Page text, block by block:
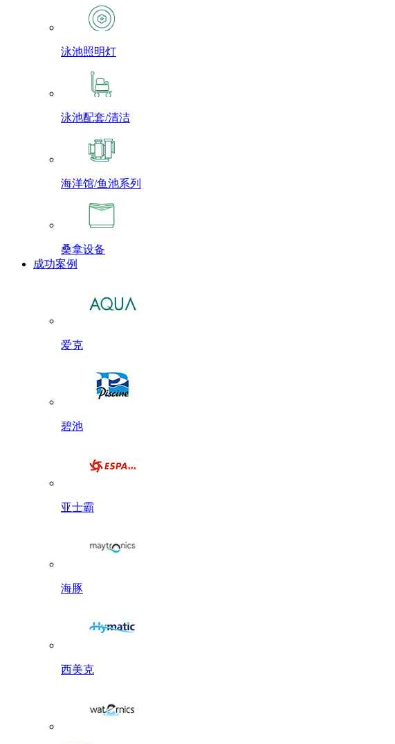
泳池照明灯
泳池配套/清洁
海洋馆/鱼池系列
桑拿设备
成功案例
爱克
碧池
亚士霸
海豚
西美克